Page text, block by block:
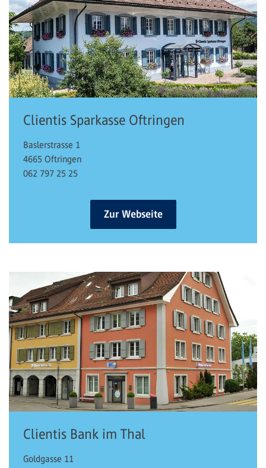
Clientis Sparkasse Oftringen
Baslerstrasse 1
4665 Oftringen
062 797 25 25
Zur Webseite
Clientis Bank im Thal
Goldgasse 11